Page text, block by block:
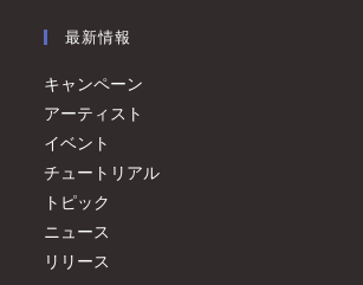
最新情報
キャンペーン
アーティスト
イベント
チュートリアル
トピック
ニュース
リリース